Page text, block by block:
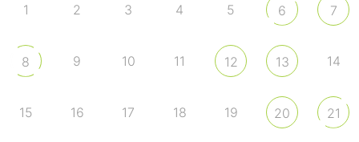
1 2 3 4 5 6 7
8 9 10 11 12 13 14
15 16 17 18 19 20 21